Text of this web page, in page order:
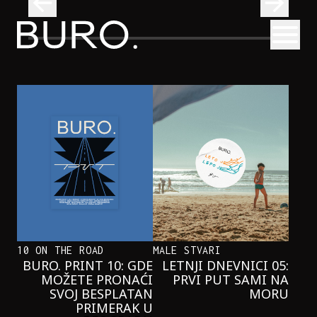
BURO.
ONAJ JEDAN PROIZVOD KOJI
STALNO SELIMO SA POLICE U
TORBE
10 ON THE ROAD
BURO. PRINT 10: GDE
MOŽETE PRONAĆI
SVOJ BESPLATAN
PRIMERAK U
MALE STVARI
LETNJI DNEVNICI 05:
PRVI PUT SAMI NA
MORU